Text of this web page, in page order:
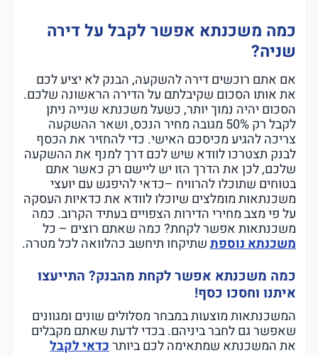
כמה משכנתא אפשר לקבל על דירה
שניה?
אם אתם רוכשים דירה להשקעה, הבנק לא יציע לכם
את אותו הסכום שקיבלתם על הדירה הראשונה שלכם.
הסכום יהיה נמוך יותר, כשעל משכנתא שנייה ניתן
לקבל רק 50% מגובה מחיר הנכס, ושאר ההשקעה
צריכה להגיע מכיסכם האישי. כדי להחזיר את הכסף
לבנק תצטרכו לוודא שיש לכם דרך למנף את ההשקעה
שלכם, לכן את הדרך הזו יש ליישם רק כאשר אתם
בטוחים שתוכלו להרוויח –כדאי להיפגש עם יועצי
משכנתאות מומלצים שיוכלו לוודא את כדאיות העסקה
על פי מצב מחירי הדירות הצפויים בעתיד הקרוב. כמה
משכנתאות אפשר לקחת? כמה שאתם רוצים – כל
משכנתא נוספתשתיקחו תיחשב כהלוואה לכל מטרה.
כמה משכנתא אפשר לקחת מהבנק? התייעצו
איתנו וחסכו כסף!
המשכנתאות מוצעות במבחר מסלולים שונים ומגוונים
שאפשר גם לחבר ביניהם. בכדי לדעת שאתם מקבלים
את המשכנתא שמתאימה לכם ביותרכדאי לקבל